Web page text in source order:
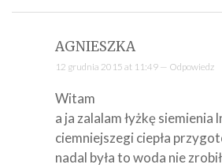
AGNIESZKA
12 grudnia 2015 at 11:49 — Odpowiedz
Witam
a ja zalalam łyżkę siemienia
ciemniejszegi ciepła
nadal była to woda nie